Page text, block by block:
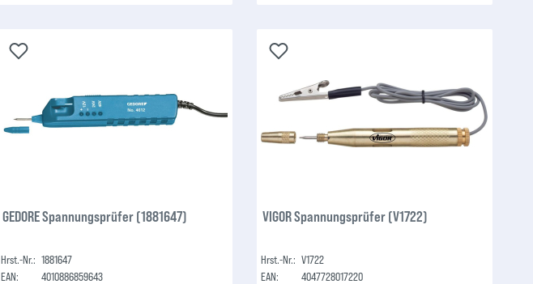
GEDORE Spannungsprüfer (1881647)
Hrst.-Nr.: 1881647
EAN:
4010886859643
VIGOR Spannungsprüfer (V1722)
Hrst.-Nr.: V1722
EAN:
4047728017220